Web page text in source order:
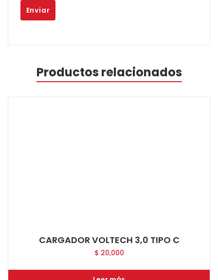
Productos relacionados
CARGADOR VOLTECH 3,0 TIPO C
$ 20,000